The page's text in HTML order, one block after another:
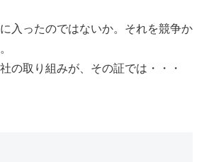
入ったのではないか。それを競争か
の取り組みが、その証では・・・